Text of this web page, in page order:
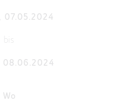
07.05.2024
bis
08.06.2024
Wo